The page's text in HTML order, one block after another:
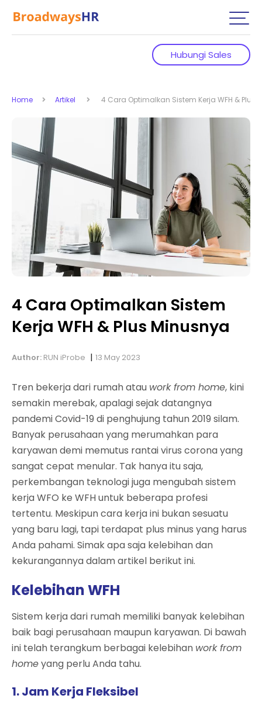
Hubungi Sales
Home Artikel 4 Cara Optimalkan Sistem Kerja WFH & Plus
4 Cara Optimalkan Sistem
Kerja WFH & Plus Minusnya
Author: RUN iProbe | 13 May 2023
Tren bekerja dari rumah atau work from home, kini
semakin merebak, apalagi sejak datangnya
pandemi Covid-19 di penghujung tahun 2019 silam.
Banyak perusahaan yang merumahkan para
karyawan demi memutus rantai virus corona yang
sangat cepat menular. Tak hanya itu saja,
perkembangan teknologi juga mengubah sistem
kerja WFO ke WFH untuk beberapa profesi
tertentu. Meskipun cara kerja ini bukan sesuatu
yang baru lagi, tapi terdapat plus minus yang harus
Anda pahami. Simak apa saja kelebihan dan
kekurangannya dalam artikel berikut ini.
Kelebihan WFH
Sistem kerja dari rumah memiliki banyak kelebihan
baik bagi perusahaan maupun karyawan. Di bawah
ini telah terangkum berbagai kelebihan work from
homeyang perlu Anda tahu.
1. Jam Kerja Fleksibel